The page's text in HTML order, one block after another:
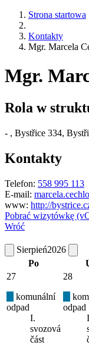
Strona startowa
Kontakty
Mgr. Marcela
Mgr.
Rola w
- , Bystřice 334,
Kontakty
Telefon: 558 995 113
E-mail:
www: http://
Pobrać wizytówkę
Wróć
Sierpień2026
Po
27
komunální
odpad
I.
svozová
část
28
odpad